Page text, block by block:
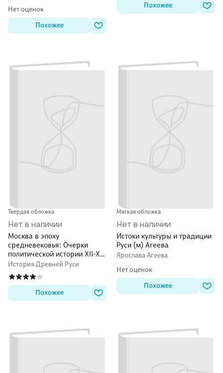
Нет оценок
Похожее
Похожее
Твердая обложка
Нет в наличии
Москва в эпоху
средневековья: Очерки
политической истории XII-XV
столетий
История Древней Руси
Похожее
Мягкая обложка
Нет в наличии
Истоки культуры и традиции
Руси (м) Агеева
Ярослава Агеева
Нет оценок
Похожее